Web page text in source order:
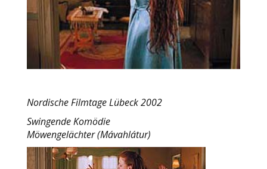
Nordische Filmtage Lübeck 2002
Swingende Komödie
Möwengelächter (Mávahlátur)